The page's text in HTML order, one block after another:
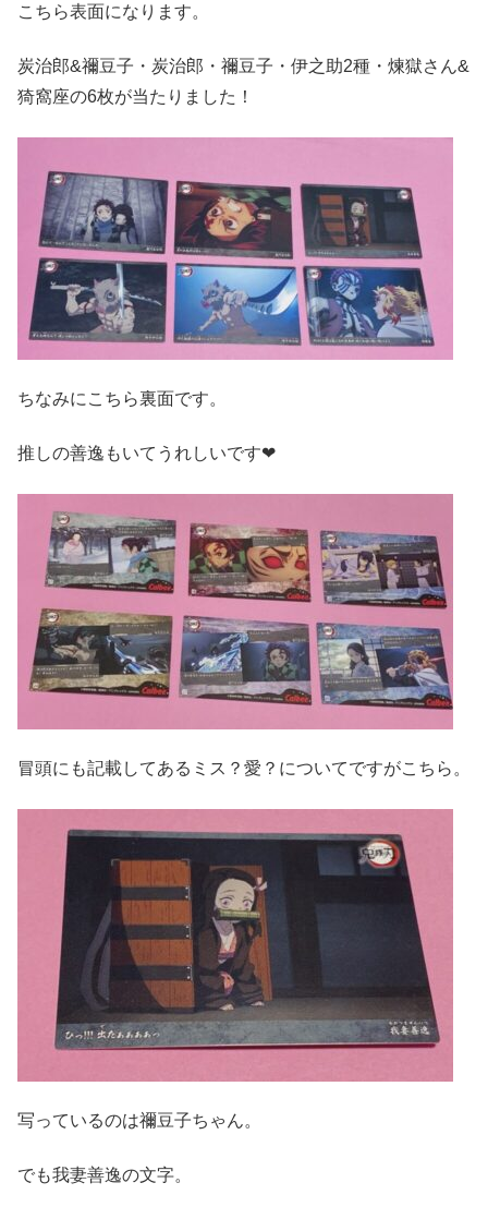
こちら表面になります。
炭治郎&禰豆子・炭治郎・禰豆子・伊之助2種・煉獄さん&
猗窩座の6枚が当たりました！
ちなみにこちら裏面です。
推しの善逸もいてうれしいです❤
冒頭にも記載してあるミス？愛？についてですがこちら。
写っているのは禰豆子ちゃん。
でも我妻善逸の文字。